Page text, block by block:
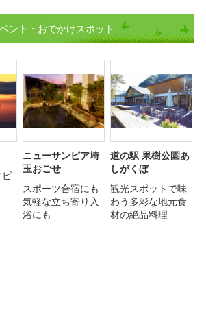
ント・おでかけスポット
ニューサンピア埼
玉おごせ
スポーツ合宿にも
気軽な立ち寄り入
浴にも
道の駅 果樹公園あ
しがくぼ
観光スポットで味
わう多彩な地元食
材の絶品料理